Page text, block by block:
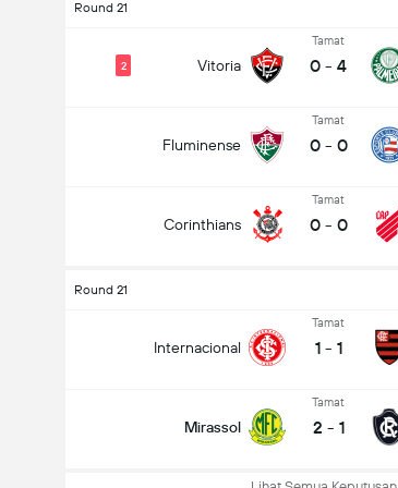
Round 21
Vitoria
2
Tamat
0 - 4
Fluminense
Tamat
0 - 0
Corinthians
Tamat
0 - 0
Round 21
Internacional
Tamat
1 - 1
Mirassol
Tamat
2 - 1